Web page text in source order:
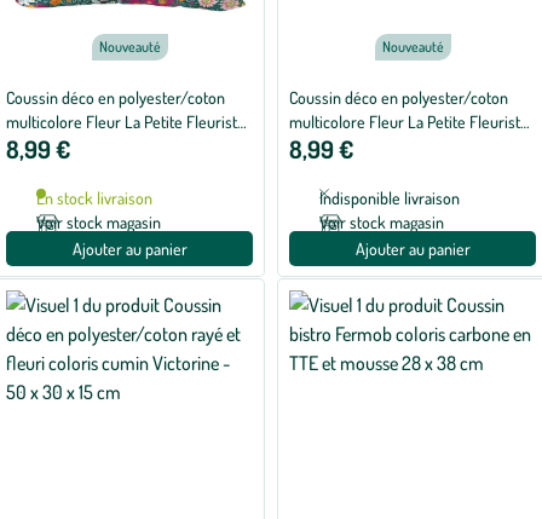
Nouveauté
Coussin déco en polyester/coton
multicolore Fleur La Petite Fleuriste
- 40 x 40 x 15 cm
8,99 €
En stock livraison
Voir stock magasin
Ajouter au panier
Nouveauté
Coussin déco en polyester/coton
multicolore Fleur La Petite Fleuriste
- 50 x 30 x 15 cm
8,99 €
Indisponible livraison
Voir stock magasin
Ajouter au panier